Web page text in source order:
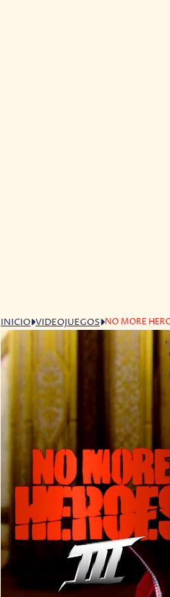
INICIO VIDEOJUEGOS NO MORE